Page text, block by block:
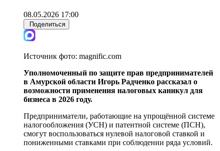
08.05.2026 17:00
Поделиться
Источник фото: magnific.com
Уполномоченный по защите прав предпринимателей
в Амурской области Игорь Радченко рассказал о
возможности применения налоговых каникул для
бизнеса в 2026 году.
Предприниматели, работающие на упрощённой системе
налогообложения (УСН) и патентной системе (ПСН),
смогут воспользоваться нулевой налоговой ставкой и
пониженными ставками при соблюдении ряда условий.